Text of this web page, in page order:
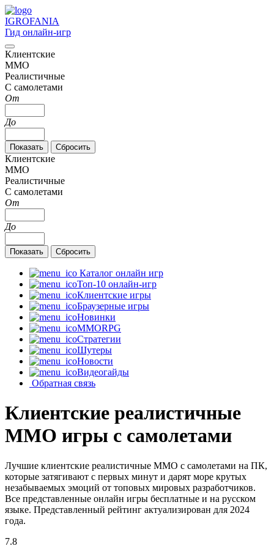
IGROFANIA
Гид онлайн-игр
Клиентские
MMO
Реалистичные
С самолетами
От
До
Клиентские
MMO
Реалистичные
С самолетами
От
До
Каталог онлайн игр
Топ-10 онлайн-игр
Клиентские игры
Браузерные игры
Новинки
MMORPG
Стратегии
Шутеры
Новости
Видеогайды
Обратная связь
Клиентские реалистичные
MMO игры с самолетами
Лучшие клиентские реалистичные MMO с самолетами на ПК,
которые затягивают с первых минут и дарят море крутых
незабываемых эмоций от топовых мировых разработчиков.
Все представленные онлайн игры бесплатные и на русском
языке. Представленный рейтинг актуализирован для 2024
года.
7.8